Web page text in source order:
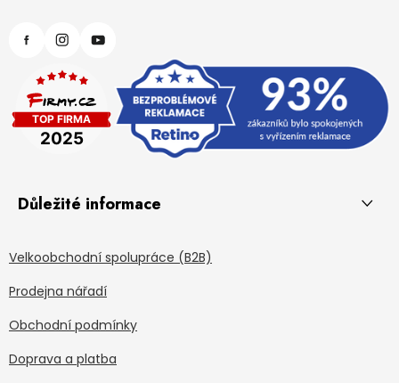
Důležité informace
Velkoobchodní spolupráce (B2B)
Prodejna nářadí
Obchodní podmínky
Doprava a platba